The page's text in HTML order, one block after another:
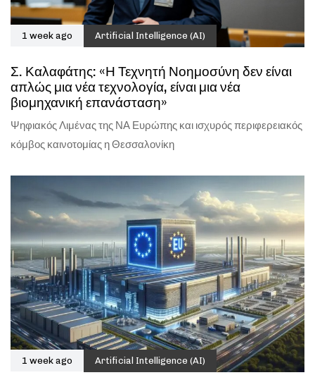
1 week ago Artificial Intelligence (AI)
Σ. Καλαφάτης: «Η Τεχνητή Νοημοσύνη δεν είναι
απλώς μια νέα τεχνολογία, είναι μια νέα
βιομηχανική επανάσταση»
Ψηφιακός Λιμένας της ΝΑ Ευρώπης και ισχυρός περιφερειακός
κόμβος καινοτομίας η Θεσσαλονίκη
1 week ago Artificial Intelligence (AI)